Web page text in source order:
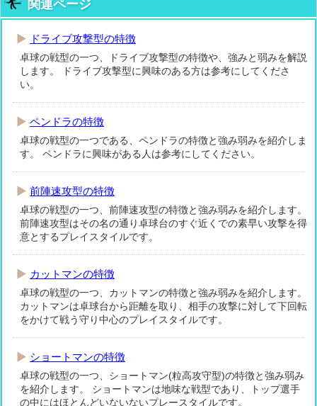
関連ページ
ドライブ攻撃型の特徴
卓球の戦型の一つ、ドライブ攻撃型の特徴や、強みと弱みを解説
します。 ドライブ攻撃型に興味のある方は参考にしてくださ
い。
ペンドラの特徴
卓球の戦型の一つである、ペンドラの特徴と強み弱みを紹介しま
す。 ペンドラに興味がある人は参考にしてください。
前陣速攻型の特徴
卓球の戦型の一つ、前陣速攻型の特徴と強み弱みを紹介します。
前陣速攻型はその名の通り卓球台のすぐ近くでの素早い攻撃を得
意とするプレイスタイルです。
カットマンの特徴
卓球の戦型の一つ、カットマンの特徴と強み弱みを紹介します。
カットマンは卓球台から距離を取り、相手の攻撃に対して下回転
をかけて戦う守り中心のプレイスタイルです。
ショートマンの特徴
卓球の戦型の一つ、ショートマン(粒高攻守型)の特徴と強み弱み
を紹介します。 ショートマンは地味な戦型であり、トップ選手
の中にはほとんどいないないプレースタイルです。